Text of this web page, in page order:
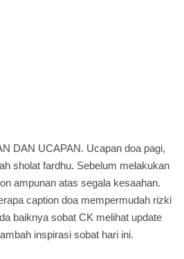
DAN UCAPAN. Ucapan doa pagi,
sholat fardhu. Sebelum melakukan
ampunan atas segala kesaahan.
caption doa mempermudah rizki
baiknya sobat CK melihat update
inspirasi sobat hari ini.